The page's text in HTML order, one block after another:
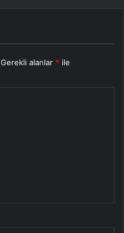
Gerekli alanlar * ile